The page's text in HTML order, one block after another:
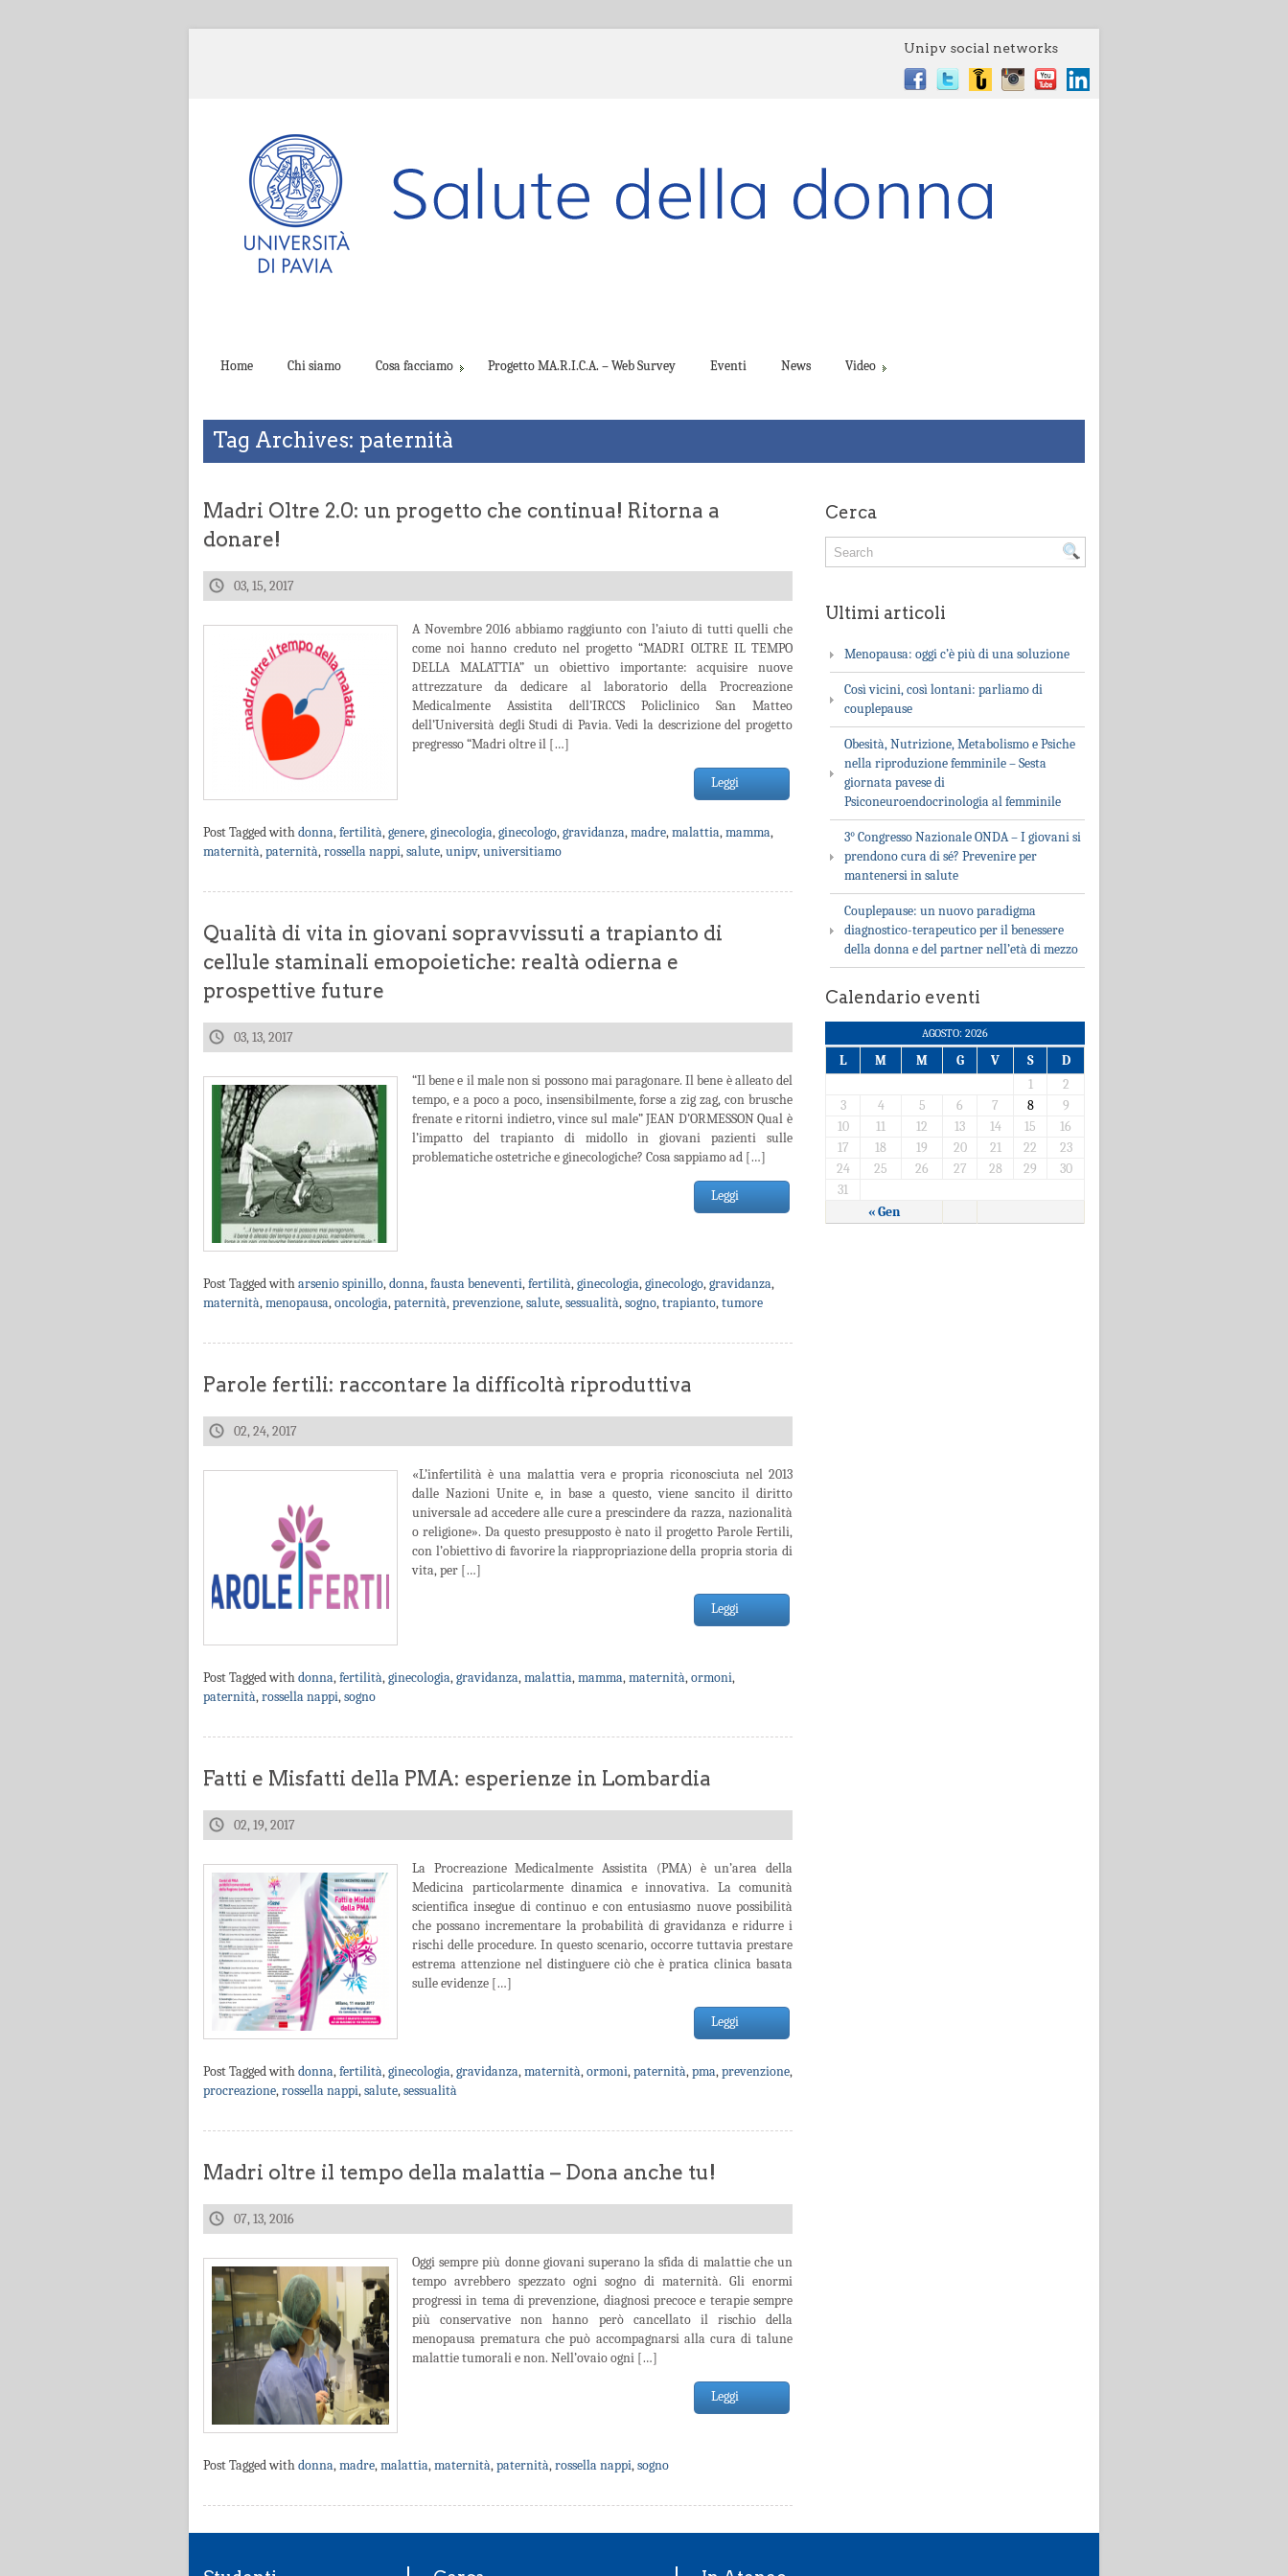
Unipv social networks
Home Chi siamo Cosa facciamo Progetto MA.R.I.C.A. – Web Survey Eventi News Video
Tag Archives: paternità
Madri Oltre 2.0: un progetto che continua! Ritorna a
donare!
03, 15, 2017
A Novembre 2016 abbiamo raggiunto con l’aiuto di tutti quelli che
come noi hanno creduto nel progetto “MADRI OLTRE IL TEMPO
DELLA MALATTIA” un obiettivo importante: acquisire nuove
attrezzature da dedicare al laboratorio della Procreazione
Medicalmente Assistita dell’IRCCS Policlinico San Matteo
dell’Università degli Studi di Pavia. Vedi la descrizione del progetto
pregresso “Madri oltre il […]
Leggi
Post Tagged withdonna,fertilità,genere,ginecologia,ginecologo,gravidanza,madre,malattia,mamma,
maternità,paternità,rossella nappi,salute,unipv,universitiamo
Qualità di vita in giovani sopravvissuti a trapianto di
cellule staminali emopoietiche: realtà odierna e
prospettive future
03, 13, 2017
“Il bene e il male non si possono mai paragonare. Il bene è alleato del
tempo, e a poco a poco, insensibilmente, forse a zig zag, con brusche
frenate e ritorni indietro, vince sul male” JEAN D’ORMESSON Qual è
l’impatto del trapianto di midollo in giovani pazienti sulle
problematiche ostetriche e ginecologiche? Cosa sappiamo ad […]
Leggi
Post Tagged witharsenio spinillo,donna,fausta beneventi,fertilità,ginecologia,ginecologo,gravidanza,
maternità,menopausa,oncologia,paternità,prevenzione,salute,sessualità,sogno,trapianto,tumore
Parole fertili: raccontare la difficoltà riproduttiva
02, 24, 2017
«L’infertilità è una malattia vera e propria riconosciuta nel 2013
dalle Nazioni Unite e, in base a questo, viene sancito il diritto
universale ad accedere alle cure a prescindere da razza, nazionalità
o religione». Da questo presupposto è nato il progetto Parole Fertili,
con l’obiettivo di favorire la riappropriazione della propria storia di
vita, per […]
Leggi
Post Tagged withdonna,fertilità,ginecologia,gravidanza,malattia,mamma,maternità,ormoni,
paternità,rossella nappi,sogno
Fatti e Misfatti della PMA: esperienze in Lombardia
02, 19, 2017
La Procreazione Medicalmente Assistita (PMA) è un’area della
Medicina particolarmente dinamica e innovativa. La comunità
scientifica insegue di continuo e con entusiasmo nuove possibilità
che possano incrementare la probabilità di gravidanza e ridurre i
rischi delle procedure. In questo scenario, occorre tuttavia prestare
estrema attenzione nel distinguere ciò che è pratica clinica basata
sulle evidenze […]
Leggi
Post Tagged withdonna,fertilità,ginecologia,gravidanza,maternità,ormoni,paternità,pma,prevenzione,
procreazione,rossella nappi,salute,sessualità
Madri oltre il tempo della malattia – Dona anche tu!
07, 13, 2016
Oggi sempre più donne giovani superano la sfida di malattie che un
tempo avrebbero spezzato ogni sogno di maternità. Gli enormi
progressi in tema di prevenzione, diagnosi precoce e terapie sempre
più conservative non hanno però cancellato il rischio della
menopausa prematura che può accompagnarsi alla cura di talune
malattie tumorali e non. Nell’ovaio ogni […]
Leggi
Post Tagged withdonna,madre,malattia,maternità,paternità,rossella nappi,sogno
Cerca
Ultimi articoli
Menopausa: oggi c’è più di una soluzione
Così vicini, così lontani: parliamo di
couplepause
Obesità, Nutrizione, Metabolismo e Psiche
nella riproduzione femminile – Sesta
giornata pavese di
Psiconeuroendocrinologia al femminile
3° Congresso Nazionale ONDA – I giovani si
prendono cura di sé? Prevenire per
mantenersi in salute
Couplepause: un nuovo paradigma
diagnostico-terapeutico per il benessere
della donna e del partner nell’età di mezzo
Calendario eventi
AGOSTO: 2026
L M M G V S D
« Gen
1
2
3
4 5 6 7 8
9
10
11 12 13 14 15
16
17
18 19 20 21 22
23
24
25 26 27 28 29
30
31